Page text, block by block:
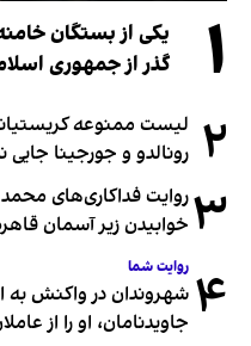
۱
یکی از بستگان
گذر از جمهوری
۲ رونالدو و جورجینا جایی
۳ خوابیدن زیر آسمان
۴ روایت شما
شهروندان در واکنش به
جاویدنامان، او را از